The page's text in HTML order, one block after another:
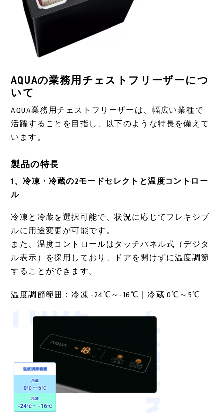
AQUAの業務用チェストフリーザーにつ
いて
AQUA業務用チェストフリーザーは、幅広い業種で
活躍することを目指し、以下のような特長を備えて
います。
製品の特長
1、冷凍・冷蔵の2モードセレクトと温度コントロー
ル
冷凍と冷蔵を選択可能で、状況に応じてフレキシブ
ルに用途変更が可能です。
また、温度コントロールはタッチパネル式（デジタ
ル表示）を採用しており、ドアを開けずに温度調節
することができます。
温度調節範囲：冷凍 ‐24℃～‐16℃｜冷蔵 0℃～5℃